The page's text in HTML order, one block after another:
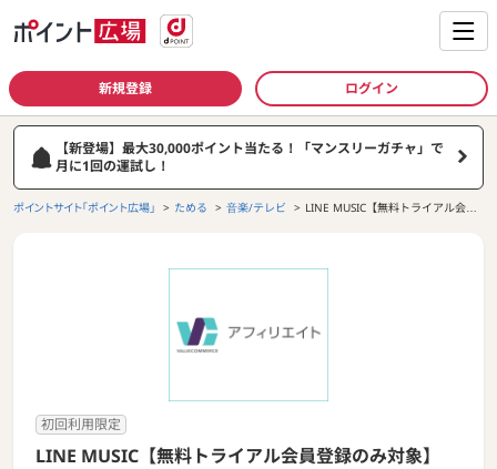
新規登録 ログイン
【新登場】最大30,000ポイント当たる！「マンスリーガチャ」で
月に1回の運試し！
ポイントサイト「ポイント広場」 ためる 音楽/テレビ
LINE MUSIC【無料トライアル会員
初回利用限定
LINE MUSIC【無料トライアル会員登録のみ対象】